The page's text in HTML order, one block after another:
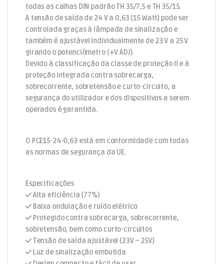
todas as calhas DIN padrão TH 35/7,5 e TH 35/15.
A tensão de saída de 24 V a 0,63 (15 Watt) pode ser
controlada graças à lâmpada de sinalização e
também é ajustável individualmente de 23 V a 25 V
girando o potenciômetro (+V ADJ).
Devido à classificação da classe de proteção II e à
proteção integrada contra sobrecarga,
sobrecorrente, sobretensão e curto-circuito, a
segurança do utilizador e dos dispositivos a serem
operados é garantida.
O PCE15-24-0,63 está em conformidade com todas
as normas de segurança da UE.
Especificações
Alta eficiência (77%)
Baixa ondulação e ruído elétrico
Protegido contra sobrecarga, sobrecorrente,
sobretensão, bem como curto-circuitos
Tensão de saída ajustável (23V – 25V)
Luz de sinalização embutida